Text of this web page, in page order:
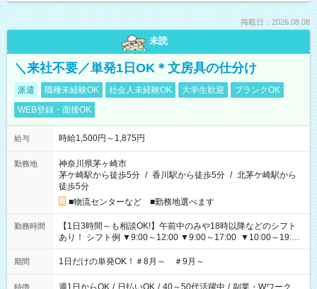
掲載日：2026.08.08
未読
＼来社不要／単発1日OK＊文房具の仕分け
派遣 職種未経験OK 社会人未経験OK 大学生歓迎
ブランクOK
WEB登録・面接OK
給与 時給1,500円～1,875円
勤務地
神奈川県茅ヶ崎市
茅ケ崎駅から徒歩5分 / 香川駅から徒歩5分 / 北茅ケ崎駅から
徒歩5分
■物流センターなど ■勤務地選べます
勤務時間
【1日3時間～も相談OK!】午前中のみや18時以降などのシフト
あり！ シフト例 ▼9:00～12:00 ▼9:00～17:00 ▼10:00～19:00
▼18:00～21:00
期間 1日だけの単発OK！＃8月～ ＃9月～
特徴 週1日からOK / 日払いOK / 40～50代活躍中 / 副業・Wワーク